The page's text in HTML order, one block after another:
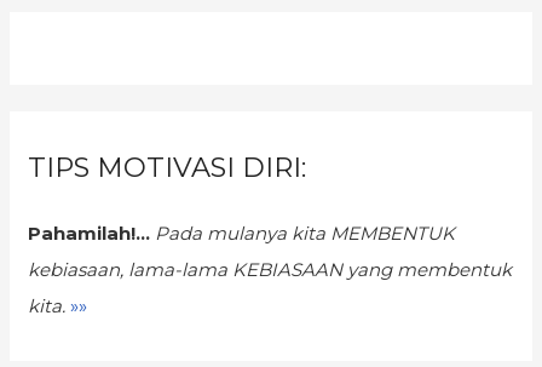
TIPS MOTIVASI DIRI:
Pahamilah!... Pada mulanya kita MEMBENTUK
kebiasaan, lama-lama KEBIASAAN yang membentuk
kita. »»